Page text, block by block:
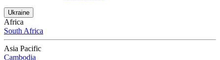
Ukraine
Africa
South Africa
Asia Pacific
Cambodia